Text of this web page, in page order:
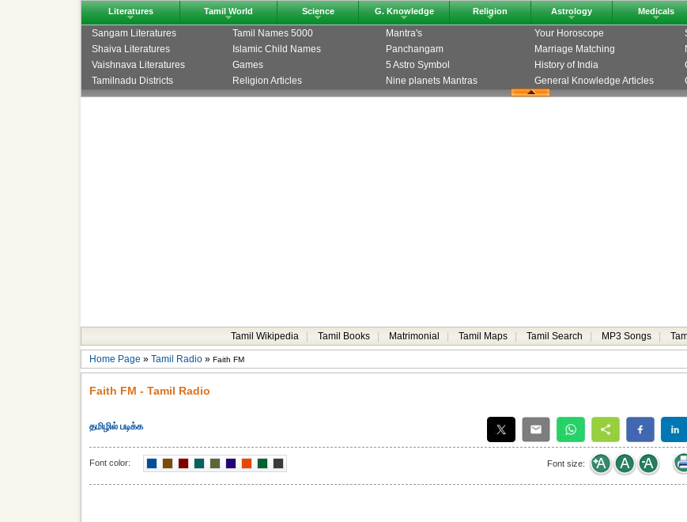
Literatures Tamil World Science G. Knowledge Religion Astrology Medicals
Sangam Literatures
Shaiva Literatures
Vaishnava Literatures
Tamilnadu Districts
Tamil Names 5000
Islamic Child Names
Games
Religion Articles
Mantra's
Panchangam
5 Astro Symbol
Nine planets Mantras
Your Horoscope
Marriage Matching
History of India
General Knowledge Articles
Tamil Wikipedia Tamil Books Matrimonial Tamil Maps Tamil Search MP3 Songs
Home Page » Tamil Radio » Faith FM
Faith FM - Tamil Radio
தமிழில் படிக்க
Font color: Font size: